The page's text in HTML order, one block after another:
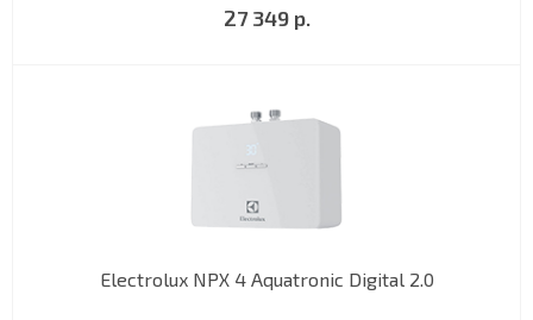
27 349 р.
Electrolux NPX 4 Aquatronic Digital 2.0